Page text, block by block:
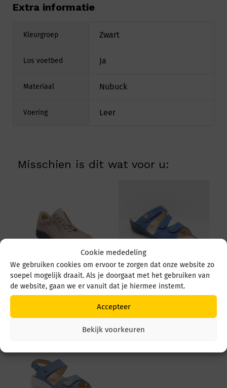
Cookie mededeling
We gebruiken cookies om ervoor te zorgen dat onze website zo
soepel mogelijk draait. Als je doorgaat met het gebruiken van
de website, gaan we er vanuit dat je hiermee instemt.
Accepteer
Bekijk voorkeuren
Extra informatie
Kleurgroep Zwart
Los voetbed Ja
Materiaal Nubuck
Voering Leer
Misschien is dit wat voor u:
Finn Comfort Otaru
02913 903200 Taupe
249,95
Finn Comfort Lazise
3430 373389